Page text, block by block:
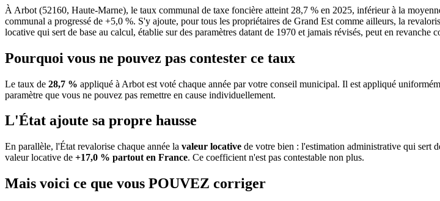
À Arbot (52160, Haute-Marne), le taux communal de taxe foncière atteint 28,7 % en 2025, inférieur à la
communal a progressé de +5,0 %. S'y ajoute, pour tous les propriétaires de Grand Est comme ailleurs, la
locative qui sert de base au calcul, établie sur des paramètres datant de 1970 et jamais révisés, peut en revanche
Pourquoi vous ne pouvez pas contester ce taux
Le taux de 28,7 % appliqué à Arbot est voté chaque année par votre conseil municipal. Il est appliqué
paramètre que vous ne pouvez pas remettre en cause individuellement.
L'État ajoute sa propre hausse
En parallèle, l'État revalorise chaque année la valeur locative de votre bien : l'estimation administrative qui sert
valeur locative de +17,0 % partout en France. Ce coefficient n'est pas contestable non plus.
Mais voici ce que vous POUVEZ corriger